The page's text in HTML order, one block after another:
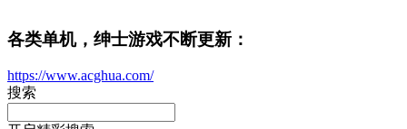
各类单机，绅士游戏不断更新：
https://www.acghua.com/
搜索